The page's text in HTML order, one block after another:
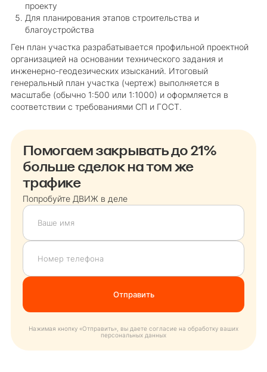
проекту
Для планирования этапов строительства и
благоустройства
Ген план участка разрабатывается профильной проектной
организацией на основании технического задания и
инженерно-геодезических изысканий. Итоговый
генеральный план участка (чертеж) выполняется в
масштабе (обычно 1:500 или 1:1000) и оформляется в
соответствии с требованиями СП и ГОСТ.
Помогаем закрывать до 21%
больше сделок на том же
трафике
Попробуйте ДВИЖ в деле
Нажимая кнопку «Отправить», вы даете согласие на обработку ваших
персональных данных